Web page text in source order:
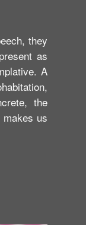
they
as
A
the
us